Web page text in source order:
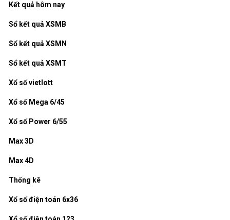
Kết quả hôm nay
Sổ kết quả XSMB
Sổ kết quả XSMN
Sổ kết quả XSMT
Xổ số vietlott
Xổ số Mega 6/45
Xổ số Power 6/55
Max 3D
Max 4D
Thống kê
Xổ số điện toán 6x36